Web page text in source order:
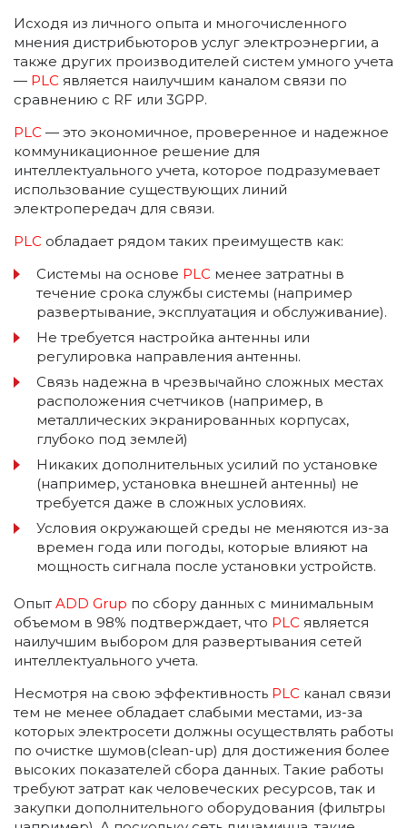
Исходя из личного опыта и многочисленного
мнения дистрибьюторов услуг электроэнергии, а
также других производителей систем умного учета
— PLC является наилучшим каналом связи по
сравнению с RF или 3GPP.
PLC — это экономичное, проверенное и надежное
коммуникационное решение для
интеллектуального учета, которое подразумевает
использование существующих линий
электропередач для связи.
PLC обладает рядом таких преимуществ как:
Системы на основе PLC менее затратны в
течение срока службы системы (например
развертывание, эксплуатация и обслуживание).
Не требуется настройка антенны или
регулировка направления антенны.
Связь надежна в чрезвычайно сложных местах
расположения счетчиков (например, в
металлических экранированных корпусах,
глубоко под землей)
Никаких дополнительных усилий по установке
(например, установка внешней антенны) не
требуется даже в сложных условиях.
Условия окружающей среды не меняются из-за
времен года или погоды, которые влияют на
мощность сигнала после установки устройств.
Опыт ADD Grup по сбору данных с минимальным
объемом в 98% подтверждает, что PLC является
наилучшим выбором для развертывания сетей
интеллектуального учета.
Несмотря на свою эффективность PLC канал связи
тем не менее обладает слабыми местами, из-за
которых электросети должны осуществлять работы
по очистке шумов(clean-up) для достижения более
высоких показателей сбора данных. Такие работы
требуют затрат как человеческих ресурсов, так и
закупки дополнительного оборудования (фильтры